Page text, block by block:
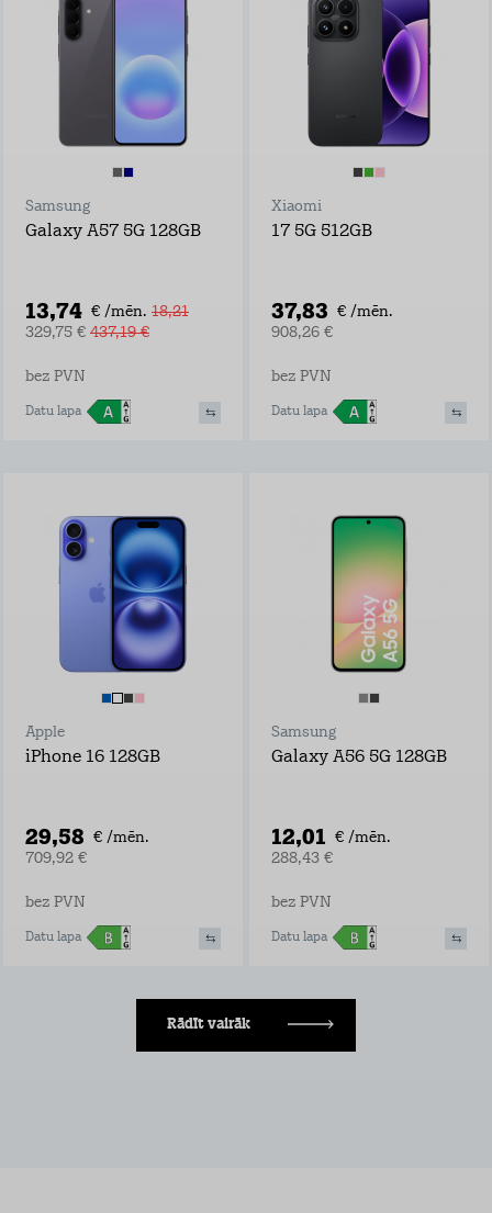
Samsung
Galaxy A57 5G 128GB
13,74 € /mēn. 18,21
329,75 € 437,19 €
bez PVN
Datu lapa
Xiaomi
17 5G 512GB
37,83 € /mēn.
908,26 €
bez PVN
Datu lapa
Apple
iPhone 16 128GB
29,58 € /mēn.
709,92 €
bez PVN
Datu lapa
Samsung
Galaxy A56 5G 128GB
12,01 € /mēn.
288,43 €
bez PVN
Datu lapa
Rādīt vairāk